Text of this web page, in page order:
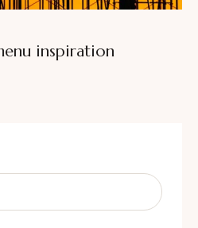
inspiration